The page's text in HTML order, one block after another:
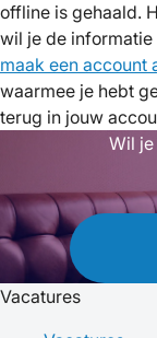
offline is gehaald.
wil je de informatie
maak een account
waarmee je hebt
terug in jouw
Wil
Vacatures